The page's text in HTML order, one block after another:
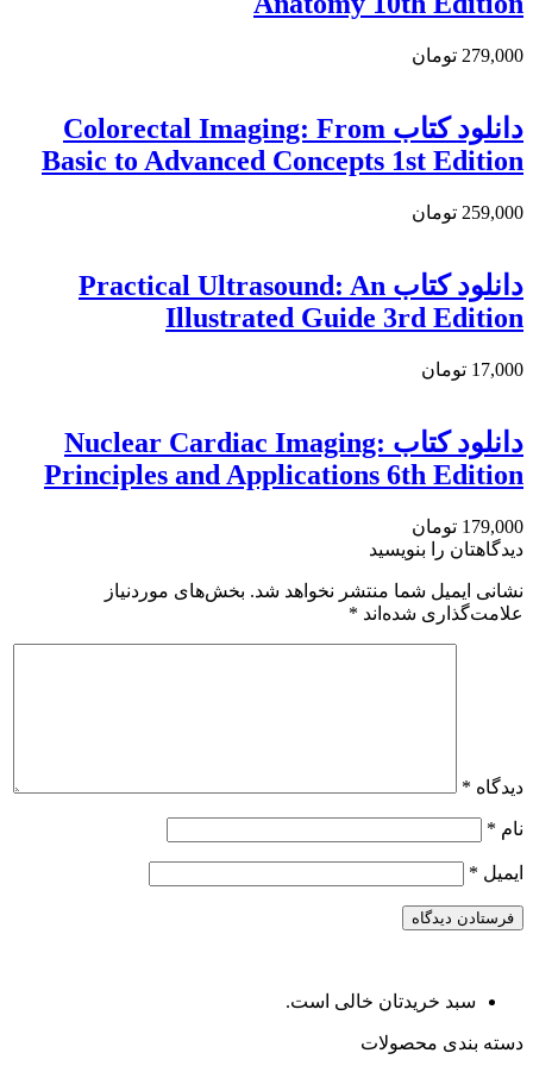
279,000 تومان
دانلود کتاب Colorectal Imaging: From
Basic to Advanced Concepts 1st Edition
259,000 تومان
دانلود کتاب Practical Ultrasound: An
Illustrated Guide 3rd Edition
17,000 تومان
دانلود کتاب Nuclear Cardiac Imaging:
Principles and Applications 6th Edition
179,000 تومان
دیدگاهتان را بنویسید
نشانی ایمیل شما منتشر نخواهد شد. بخش‌های موردنیاز
علامت‌گذاری شده‌اند *
دیدگاه *
نام *
ایمیل *
سبد خریدتان خالی است.
دسته بندی محصولات